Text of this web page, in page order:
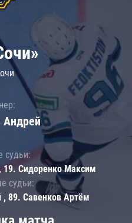
Андрей
судьи:
19. Сидоренко Максим
судьи:
89. Савенков Артём